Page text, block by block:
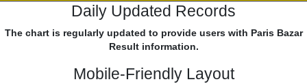
Daily Updated Records
The chart is regularly updated to provide users with Paris Bazar
Result information.
Mobile-Friendly Layout